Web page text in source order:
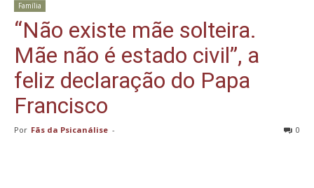
Família
“Não existe mãe solteira.
Mãe não é estado civil”, a
feliz declaração do Papa
Francisco
Por Fãs da Psicanálise - 0